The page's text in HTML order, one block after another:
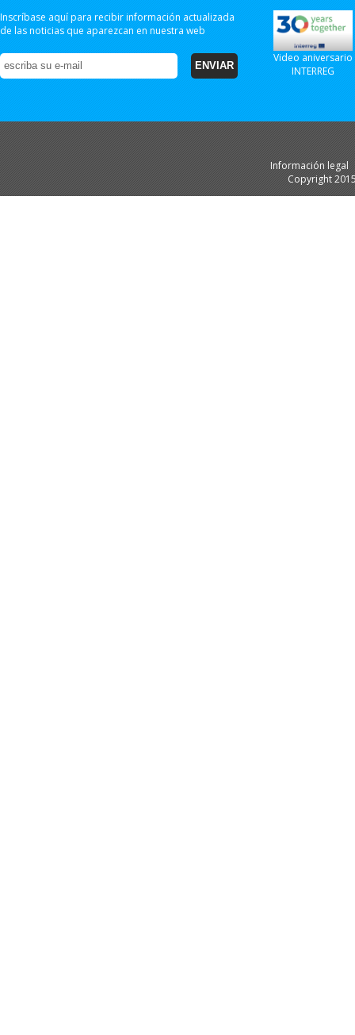
Inscríbase aquí para recibir información actualizada
de las noticias que aparezcan en nuestra web
Video aniversario
INTERREG
Información legal
Copyright